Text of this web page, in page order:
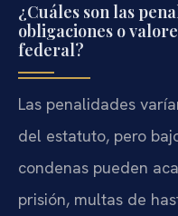
¿Cuáles son las
obligaciones o
federal?
Las penalidades
del estatuto, pero
condenas pueden
prisión, multas de